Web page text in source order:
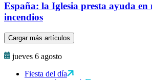
España: la Iglesia presta ayuda en
incendios
Cargar más artículos
jueves 6 agosto
Fiesta del día